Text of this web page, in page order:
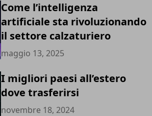
Come l’intelligenza
artificiale sta rivoluzionando
il settore calzaturiero
maggio 13, 2025
I migliori paesi all’estero
dove trasferirsi
novembre 18, 2024